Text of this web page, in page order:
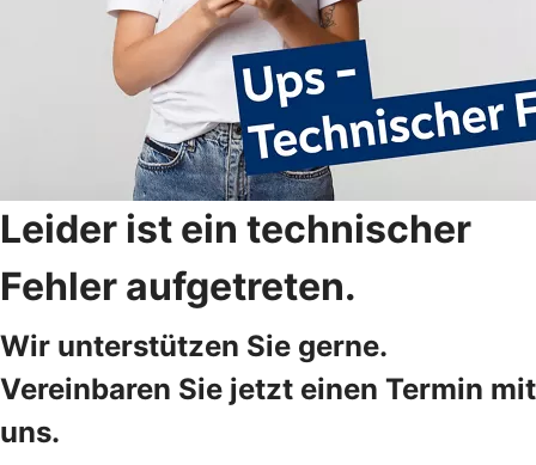
Leider ist ein technischer
Fehler aufgetreten.
Wir unterstützen Sie gerne.
Vereinbaren Sie jetzt einen Termin mit
uns.